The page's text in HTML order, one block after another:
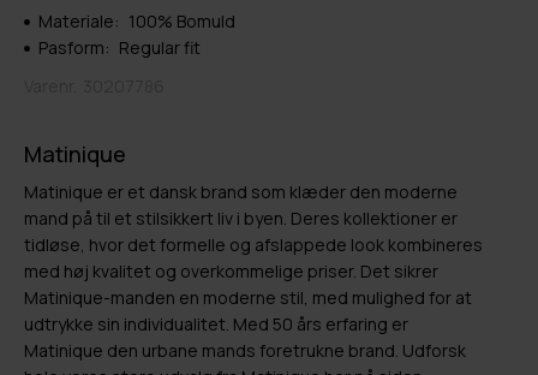
Materiale: 100% Bomuld
Pasform: Regular fit
Matinique
Matinique er et dansk brand som klæder den moderne
mand på til et stilsikkert liv i byen. Deres kollektioner er
tidløse, hvor det formelle og afslappede look kombineres
med høj kvalitet og overkommelige priser. Det sikrer
Matinique-manden en moderne stil, med mulighed for at
udtrykke sin individualitet. Med 50 års erfaring er
Matinique den urbane mands foretrukne brand. Udforsk